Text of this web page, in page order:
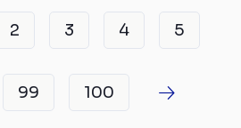
2 3 4 5
99 100